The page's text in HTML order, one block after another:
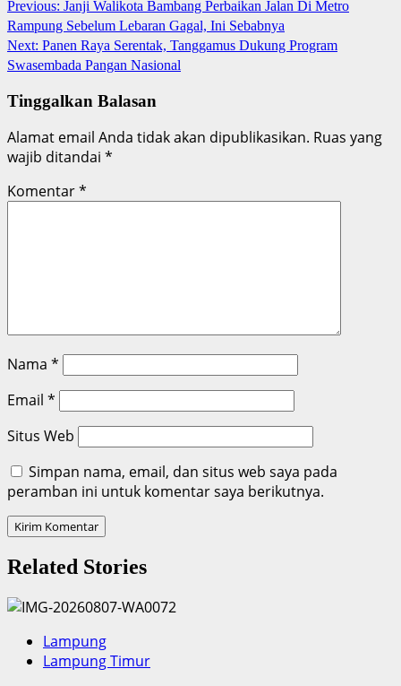
Continue
Reading
Previous: Janji Walikota Bambang Perbaikan Jalan Di Metro
Rampung Sebelum Lebaran Gagal, Ini Sebabnya
Next: Panen Raya Serentak, Tanggamus Dukung Program
Swasembada Pangan Nasional
Tinggalkan Balasan
Alamat email Anda tidak akan dipublikasikan. Ruas yang
wajib ditandai *
Komentar*
Nama *
Email *
Situs Web
Simpan nama, email, dan situs web saya pada
peramban ini untuk komentar saya berikutnya.
Related Stories
Lampung
Lampung Timur